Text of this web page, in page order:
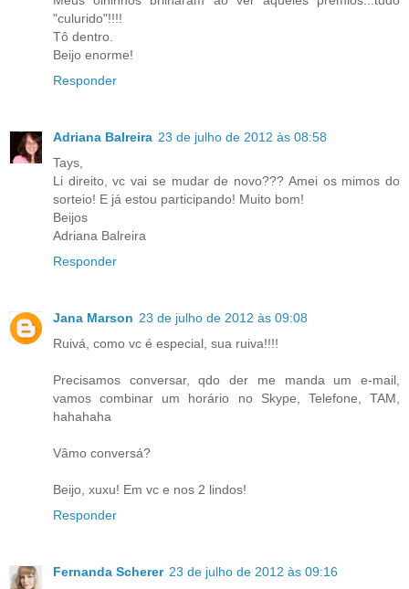
"culurido"!!!!
Tô dentro.
Beijo enorme!
Responder
Adriana Balreira 23 de julho de 2012 às 08:58
Tays,
Li direito, vc vai se mudar de novo??? Amei os mimos do
sorteio! E já estou participando! Muito bom!
Beijos
Adriana Balreira
Responder
Jana Marson 23 de julho de 2012 às 09:08
Ruivá, como vc é especial, sua ruiva!!!!
Precisamos conversar, qdo der me manda um e-mail,
vamos combinar um horário no Skype, Telefone, TAM,
hahahaha
Vâmo conversá?
Beijo, xuxu! Em vc e nos 2 lindos!
Responder
Fernanda Scherer 23 de julho de 2012 às 09:16